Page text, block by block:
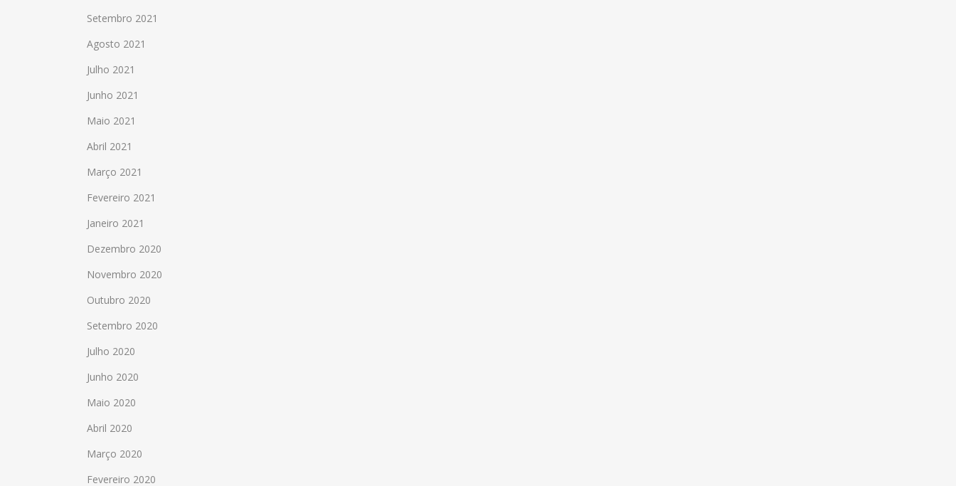
Setembro 2021
Agosto 2021
Julho 2021
Junho 2021
Maio 2021
Abril 2021
Março 2021
Fevereiro 2021
Janeiro 2021
Dezembro 2020
Novembro 2020
Outubro 2020
Setembro 2020
Julho 2020
Junho 2020
Maio 2020
Abril 2020
Março 2020
Fevereiro 2020